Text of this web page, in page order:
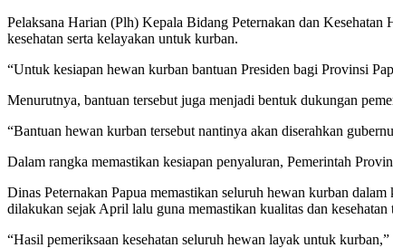
Pelaksana Harian (Plh) Kepala Bidang Peternakan dan
kesehatan serta kelayakan untuk kurban.
“Untuk kesiapan hewan kurban bantuan Presiden bagi Provinsi
Menurutnya, bantuan tersebut juga menjadi bentuk dukungan
“Bantuan hewan kurban tersebut nantinya akan diserahkan
Dalam rangka memastikan kesiapan penyaluran, Pemerintah
Dinas Peternakan Papua memastikan seluruh hewan kurban
dilakukan sejak April lalu guna memastikan kualitas dan kesehatan
“Hasil pemeriksaan kesehatan seluruh hewan layak untuk kurban,”